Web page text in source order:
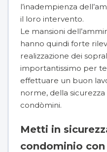
l’inadempienza
il loro intervento.
Le mansioni
hanno quindi forte
realizzazione dei
importantissimo per
effettuare un buon
norme, della
condòmini.
Metti in
condominio con